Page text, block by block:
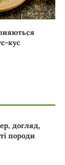
кус
догляд,
породи